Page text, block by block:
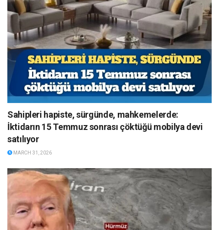
Sahipleri hapiste, sürgünde, mahkemelerde:
İktidarın 15 Temmuz sonrası çöktüğü mobilya devi
satılıyor
MARCH 31, 2026